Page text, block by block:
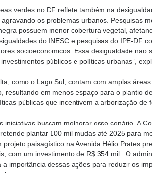
verdes no DF reflete também na
os problemas urbanos. Pesquisas
possuem menor cobertura vegetal,
do INESC e pesquisas do IPE-DF
socioeconômicos. Essa desigualdade não
públicos e políticas urbanas”,
como o Lago Sul, contam com amplas
resultando em menos espaço para o plantio
públicas que incentivem a arborização de
iniciativas buscam melhorar esse cenário. A
plantar 100 mil mudas até 2025 para
projeto paisagístico na Avenida Hélio Prates
com um investimento de R$ 354 mil. O
a importância dessas ações para reduzir os